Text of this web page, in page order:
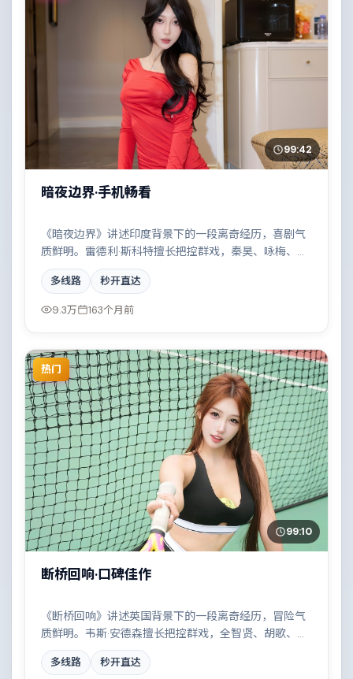
99:42
暗夜边界·手机畅看
《暗夜边界》讲述印度背景下的一段离奇经历，喜剧气
质鲜明。雷德利·斯科特擅长把控群戏，秦昊、咏梅、李
秉宪、孙艺珍共同撑起复杂人物关系，边境线上的对峙
与谈判扣人心弦。
多线路 秒开直达
9.3万 163个月前
热门
99:10
断桥回响·口碑佳作
《断桥回响》讲述英国背景下的一段离奇经历，冒险气
质鲜明。韦斯·安德森擅长把控群戏，全智贤、胡歌、堺
雅人、拉尔夫·费因斯共同撑起复杂人物关系，两条时间
线交错推进，真相直至最后一刻揭晓。
多线路 秒开直达